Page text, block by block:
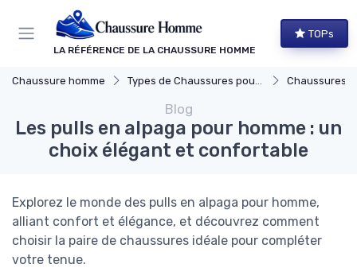
LA RÉFÉRENCE DE LA CHAUSSURE HOMME
TOPs
Chaussure homme Types de Chaussures pour Hommes Chaussures
Blog
Les pulls en alpaga pour homme : un
choix élégant et confortable
Explorez le monde des pulls en alpaga pour homme,
alliant confort et élégance, et découvrez comment
choisir la paire de chaussures idéale pour compléter
votre tenue.
Panneau de gestion des cookies